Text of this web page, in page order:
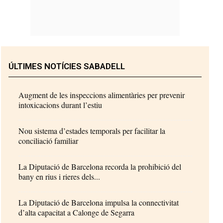
ÚLTIMES NOTÍCIES SABADELL
Augment de les inspeccions alimentàries per prevenir
intoxicacions durant l’estiu
Nou sistema d’estades temporals per facilitar la
conciliació familiar
La Diputació de Barcelona recorda la prohibició del
bany en rius i rieres dels...
La Diputació de Barcelona impulsa la connectivitat
d’alta capacitat a Calonge de Segarra